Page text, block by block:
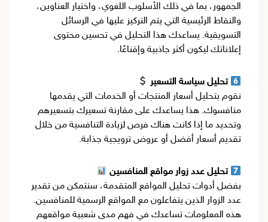
الجمهور، بما في ذلك الأسلوب اللغوي، واختيار العناوين،
والنقاط الرئيسية التي يتم التركيز عليها في الرسائل
التسويقية. يساعدك هذا التحليل في تحسين محتوى
إعلاناتك ليكون أكثر جاذبية وإقناعًا.
تحليل سياسة التسعير
نقوم بتحليل أسعار المنتجات أو الخدمات التي يقدمها
منافسوك. هذا يساعدك على مقارنة تسعيرك بتسعيرهم
وتحديد ما إذا كانت هناك فرص لزيادة التنافسية من خلال
تقديم أسعار أفضل أو عروض ترويجية جذابة.
تحليل عدد زوار مواقع المنافسين
بفضل أدوات تحليل المواقع المتقدمة، سنتمكن من تقدير
عدد الزوار الذين يتفاعلون مع المواقع الرسمية للمنافسين.
هذه المعلومات تساعدك في فهم مدى شعبية مواقعهم